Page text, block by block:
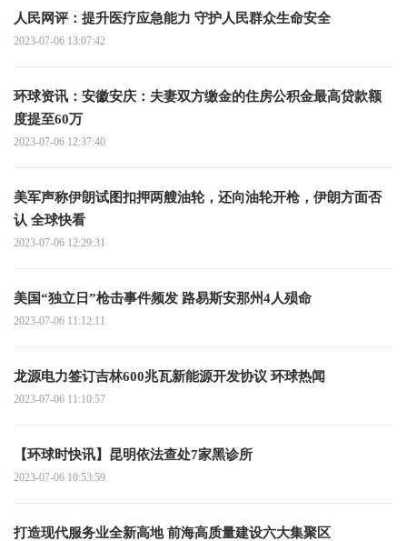
人民网评：提升医疗应急能力 守护人民群众生命安全
2023-07-06 13:07:42
环球资讯：安徽安庆：夫妻双方缴金的住房公积金最高贷款额
度提至60万
2023-07-06 12:37:40
美军声称伊朗试图扣押两艘油轮，还向油轮开枪，伊朗方面否
认 全球快看
2023-07-06 12:29:31
美国“独立日”枪击事件频发 路易斯安那州4人殒命
2023-07-06 11:12:11
龙源电力签订吉林600兆瓦新能源开发协议 环球热闻
2023-07-06 11:10:57
【环球时快讯】昆明依法查处7家黑诊所
2023-07-06 10:53:59
打造现代服务业全新高地 前海高质量建设六大集聚区